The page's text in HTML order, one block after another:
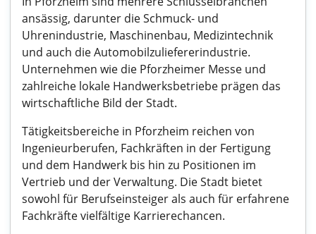
ansässig, darunter die Schmuck- und
Uhrenindustrie, Maschinenbau, Medizintechnik
und auch die Automobilzuliefererindustrie.
Unternehmen wie die Pforzheimer Messe und
zahlreiche lokale Handwerksbetriebe prägen das
wirtschaftliche Bild der Stadt.
Tätigkeitsbereiche in Pforzheim reichen von
Ingenieurberufen, Fachkräften in der Fertigung
und dem Handwerk bis hin zu Positionen im
Vertrieb und der Verwaltung. Die Stadt bietet
sowohl für Berufseinsteiger als auch für erfahrene
Fachkräfte vielfältige Karrierechancen.